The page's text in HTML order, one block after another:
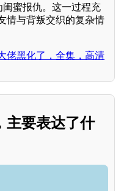
闺蜜报仇。这一过程充
情与背叛交织的复杂情
佬黑化了，全集，高清
主要表达了什